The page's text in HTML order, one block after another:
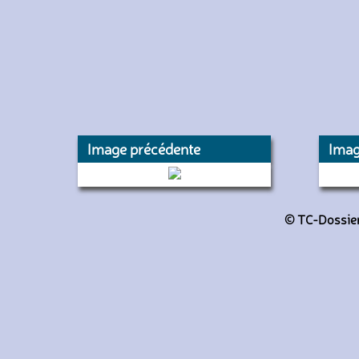
Image précédente
681 (Keolis Seine Val de Marne)
© TC-